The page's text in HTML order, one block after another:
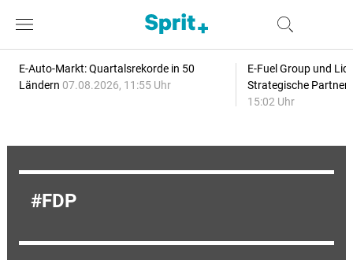
E-Auto-Markt: Quartalsrekorde in 50
Ländern 07.08.2026, 11:55 Uhr
E-Fuel Group und
Strategische
15:02 Uhr
FDP